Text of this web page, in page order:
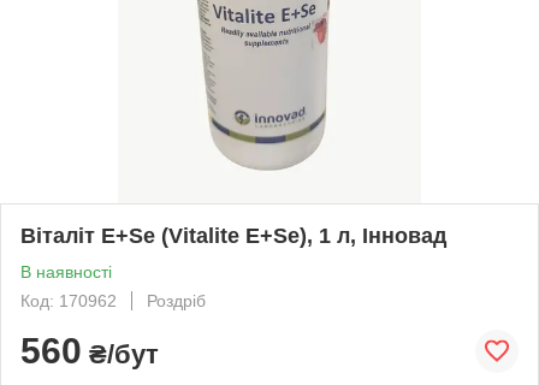
Віталіт E+Se (Vitalite E+Se), 1 л, Інновад
В наявності
Код: 170962
Роздріб
560 ₴/бут